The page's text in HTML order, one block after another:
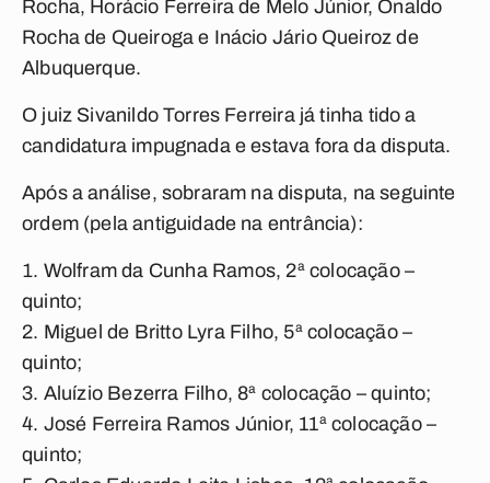
Rocha, Horácio Ferreira de Melo Júnior, Onaldo
Rocha de Queiroga e Inácio Jário Queiroz de
Albuquerque.
O juiz Sivanildo Torres Ferreira já tinha tido a
candidatura impugnada e estava fora da disputa.
Após a análise, sobraram na disputa, na seguinte
ordem (pela antiguidade na entrância):
Wolfram da Cunha Ramos, 2ª colocação –
quinto;
Miguel de Britto Lyra Filho, 5ª colocação –
quinto;
Aluízio Bezerra Filho, 8ª colocação – quinto;
José Ferreira Ramos Júnior, 11ª colocação –
quinto;